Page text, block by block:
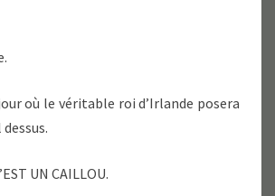
où le véritable roi d’Irlande posera
UN CAILLOU.